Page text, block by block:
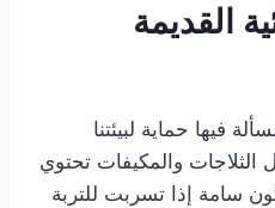
القديمة
فيها حماية لبيئتنا
الثلاجات والمكيفات تحتوي
سامة إذا تسربت للتربة